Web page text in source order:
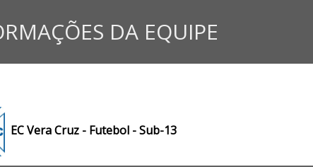
DA EQUIPE
EC Vera Cruz - Futebol - Sub-13